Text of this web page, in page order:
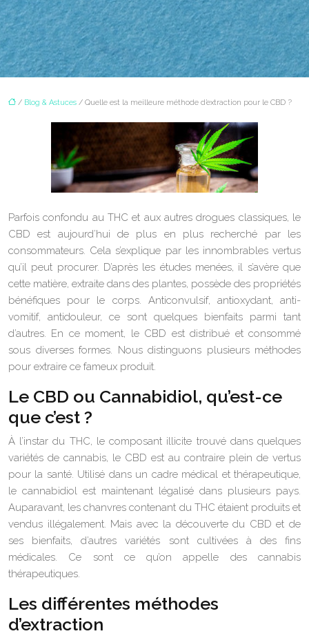
/ Blog & Astuces / Quelle est la meilleure méthode d’extraction pour le CBD ?
Parfois confondu au THC et aux autres drogues classiques, le
CBD est aujourd’hui de plus en plus recherché par les
consommateurs. Cela s’explique par les innombrables vertus
qu’il peut procurer. D’après les études menées, il s’avère que
cette matière, extraite dans des plantes, possède des propriétés
bénéfiques pour le corps. Anticonvulsif, antioxydant, anti-
vomitif, antidouleur, ce sont quelques bienfaits parmi tant
d’autres. En ce moment, le CBD est distribué et consommé
sous diverses formes. Nous distinguons plusieurs méthodes
pour extraire ce fameux produit.
Le CBD ou Cannabidiol, qu’est-ce
que c’est ?
À l’instar du THC, le composant illicite trouvé dans quelques
variétés de cannabis, le CBD est au contraire plein de vertus
pour la santé. Utilisé dans un cadre médical et thérapeutique,
le cannabidiol est maintenant légalisé dans plusieurs pays.
Auparavant, les chanvres contenant du THC étaient produits et
vendus illégalement. Mais avec la découverte du CBD et de
ses bienfaits, d’autres variétés sont cultivées à des fins
médicales. Ce sont ce qu’on appelle des cannabis
thérapeutiques.
Les différentes méthodes
d’extraction